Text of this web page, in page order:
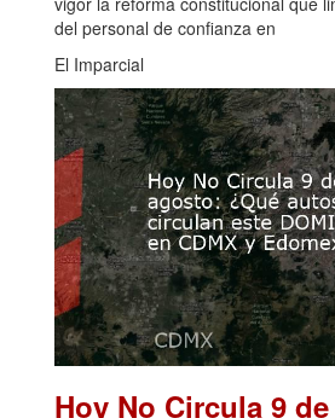
del personal de confianza en
El Imparcial
Hoy No Circula 9